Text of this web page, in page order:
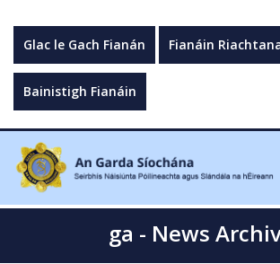
Glac le Gach Fianán Fianáin
Bainistigh Fianáin
ga - News